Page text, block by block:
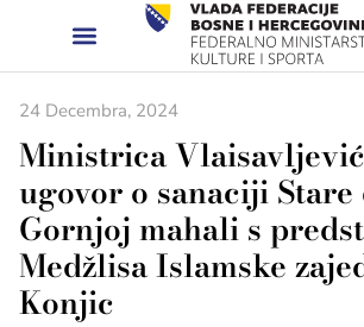
24 Decembra, 2024
Ministrica
ugovor o sanaciji
Gornjoj mahali s
Medžlisa Islamske
Konjic